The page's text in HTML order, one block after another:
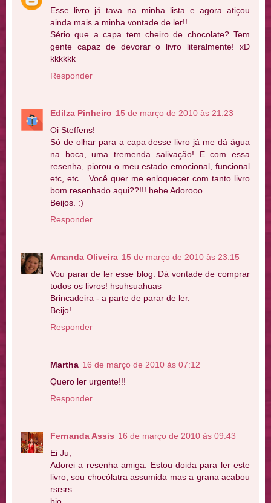
Esse livro já tava na minha lista e agora atiçou
ainda mais a minha vontade de ler!!
Sério que a capa tem cheiro de chocolate? Tem
gente capaz de devorar o livro literalmente! xD
kkkkkk
Responder
Edilza Pinheiro 15 de março de 2010 às 21:23
Oi Steffens!
Só de olhar para a capa desse livro já me dá água
na boca, uma tremenda salivação! E com essa
resenha, piorou o meu estado emocional, funcional
etc, etc... Você quer me enloquecer com tanto livro
bom resenhado aqui??!!! hehe Adorooo.
Beijos. :)
Responder
Amanda Oliveira 15 de março de 2010 às 23:15
Vou parar de ler esse blog. Dá vontade de comprar
todos os livros! hsuhsuahuas
Brincadeira - a parte de parar de ler.
Beijo!
Responder
Martha 16 de março de 2010 às 07:12
Quero ler urgente!!!
Responder
Fernanda Assis 16 de março de 2010 às 09:43
Ei Ju,
Adorei a resenha amiga. Estou doida para ler este
livro, sou chocólatra assumida mas a grana acabou
rsrsrs